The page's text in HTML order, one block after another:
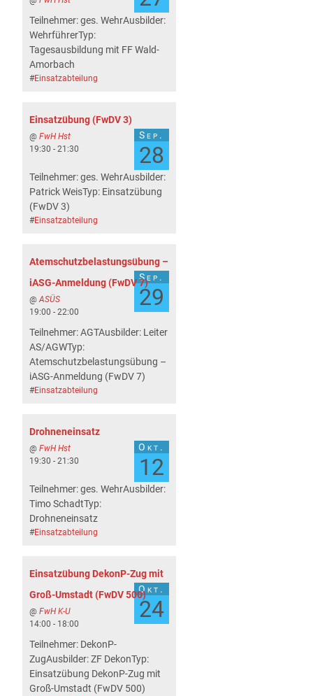
Teilnehmer: ges. WehrAusbilder:
WehrführerTyp:
Tagesausbildung mit FF Wald-
Amorbach
#Einsatzabteilung
Sep.
28
Einsatzübung (FwDV 3)
@FwH Hst
19:30 - 21:30
Teilnehmer: ges. WehrAusbilder:
Patrick WeisTyp: Einsatzübung
(FwDV 3)
#Einsatzabteilung
Sep.
29
Atemschutzbelastungsübung –
iASG-Anmeldung (FwDV 7)
@ASÜS
19:00 - 22:00
Teilnehmer: AGTAusbilder: Leiter
AS/AGWTyp:
Atemschutzbelastungsübung –
iASG-Anmeldung (FwDV 7)
#Einsatzabteilung
Okt.
12
Drohneneinsatz
@FwH Hst
19:30 - 21:30
Teilnehmer: ges. WehrAusbilder:
Timo SchadtTyp:
Drohneneinsatz
#Einsatzabteilung
Okt.
24
Einsatzübung DekonP-Zug mit
Groß-Umstadt (FwDV 500)
@FwH K-U
14:00 - 18:00
Teilnehmer: DekonP-
ZugAusbilder: ZF DekonTyp:
Einsatzübung DekonP-Zug mit
Groß-Umstadt (FwDV 500)